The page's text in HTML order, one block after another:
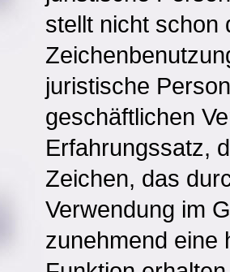
stellt nicht schon
juristische
geschäftlichen
Erfahrungssatz,
Zeichen, das
Verwendung im
zunehmend eine